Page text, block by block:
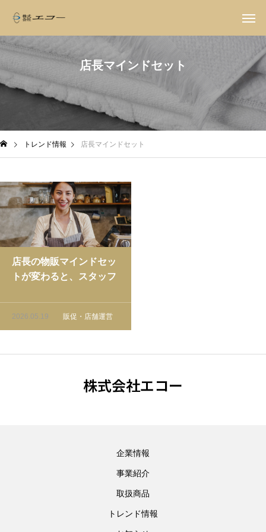
店長マインドセット
トレンド情報 店長マインドセット
店長の物販マインドセッ
トが変わると、スタッフ
2026.05.19 販促・店舗運営
株式会社エコー
企業情報
事業紹介
取扱商品
トレンド情報